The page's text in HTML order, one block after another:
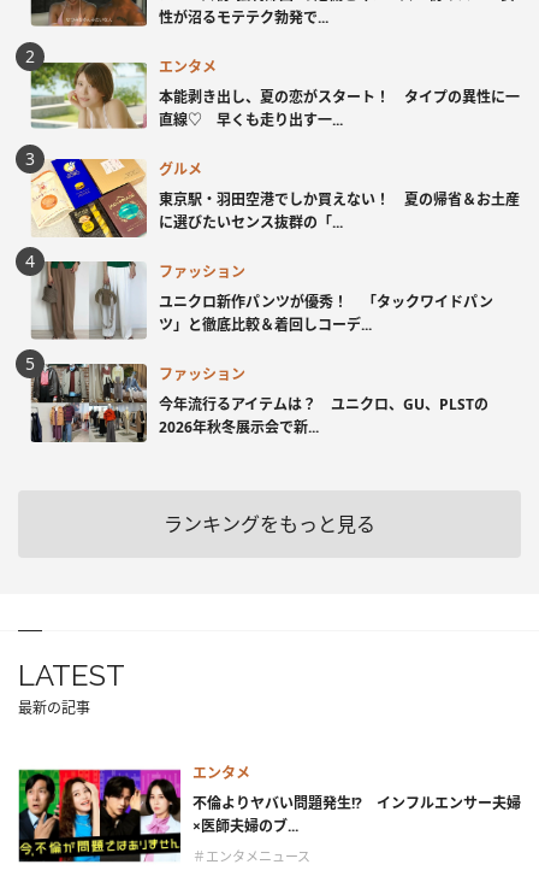
性が沼るモテテク勃発で...
エンタメ
本能剥き出し、夏の恋がスタート！ タイプの異性に一
直線♡ 早くも走り出す一...
グルメ
東京駅・羽田空港でしか買えない！ 夏の帰省＆お土産
に選びたいセンス抜群の「...
ファッション
ユニクロ新作パンツが優秀！ 「タックワイドパン
ツ」と徹底比較＆着回しコーデ...
ファッション
今年流行るアイテムは？ ユニクロ、GU、PLSTの
2026年秋冬展示会で新...
ランキングをもっと見る
LATEST
最新の記事
エンタメ
不倫よりヤバい問題発生!? インフルエンサー夫婦
×医師夫婦のブ...
＃エンタメニュース